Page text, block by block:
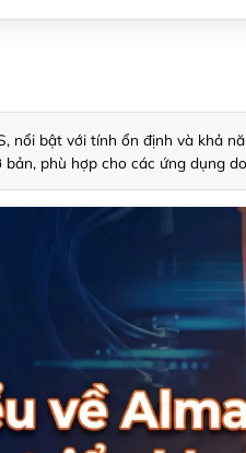
nổi bật với tính ổn định và khả
phù hợp cho các ứng dụng